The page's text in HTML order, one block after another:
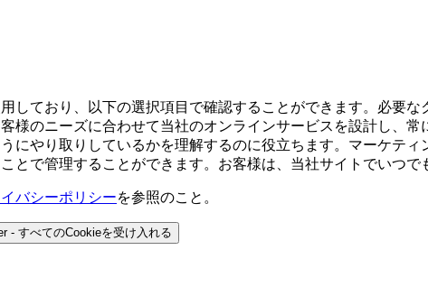
しており、以下の選択項目で確認することができます。必要
様のニーズに合わせて当社のオンラインサービスを設計し、
にやり取りしているかを理解するのに役立ちます。マーケテ
とで管理することができます。お客様は、当社サイトでいつ
バシーポリシーを参照のこと。
- すべてのCookieを受け入れる